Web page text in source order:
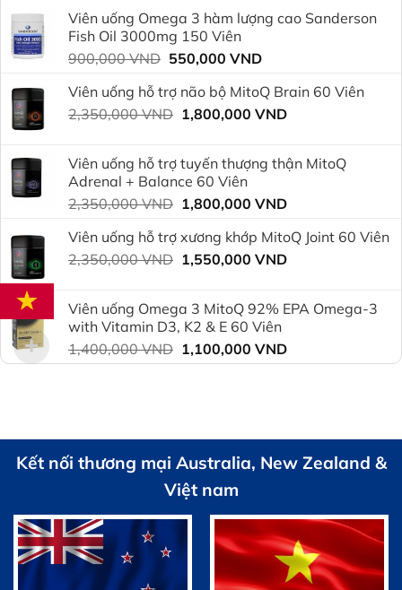
là:
750,000 VND.
tại
600,000 VND.
Viên uống Omega 3 hàm lượng cao Sanderson
Fish Oil 3000mg 150 Viên
900,000VND Giá
là:
900,000 VND.
550,000 VNDGiá
tại
là:
Viên uống hỗ trợ não bộ MitoQ Brain 60 Viên
2,350,000VND Giá
2,350,000 VND.
1,800,000 VNDGiá
là:
Viên uống hỗ trợ tuyến thượng thận MitoQ
Adrenal + Balance 60 Viên
2,350,000VND Giá
là:
2,350,000 VND.
1,800,000 VNDGiá
tại
là:
Viên uống hỗ trợ xương khớp MitoQ Joint 60 Viên
2,350,000VND Giá
2,350,000 VND.
1,550,000 VNDGiá
là:
Viên uống Omega 3 MitoQ 92% EPA Omega-3
with Vitamin D3, K2 & E 60 Viên
1,400,000VND Giá
gốc
1,100,000 VNDGiá
hiện
Kết nối thương mại Australia, New Zealand &
Việt nam